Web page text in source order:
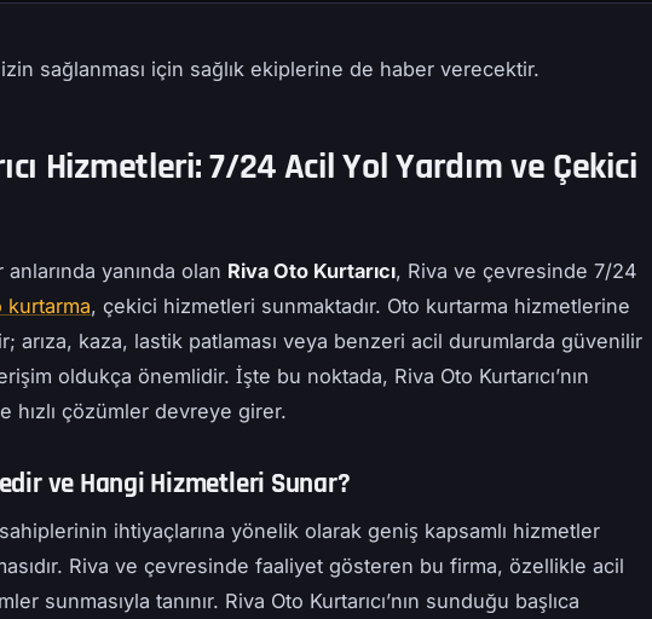
sağlanması için sağlık ekiplerine de haber verecektir.
Hizmetleri: 7/24 Acil Yol Yardım ve Çekici
yanında olan Riva Oto Kurtarıcı, Riva ve çevresinde 7/24
kurtarma, çekici hizmetleri sunmaktadır. Oto kurtarma hizmetlerine
arıza, kaza, lastik patlaması veya benzeri acil durumlarda güvenilir
oldukça önemlidir. İşte bu noktada, Riva Oto Kurtarıcı’nın
hızlı çözümler devreye girer.
ve Hangi Hizmetleri Sunar?
sahiplerinin ihtiyaçlarına yönelik olarak geniş kapsamlı hizmetler
Riva ve çevresinde faaliyet gösteren bu firma, özellikle acil
sunmasıyla tanınır. Riva Oto Kurtarıcı’nın sunduğu başlıca